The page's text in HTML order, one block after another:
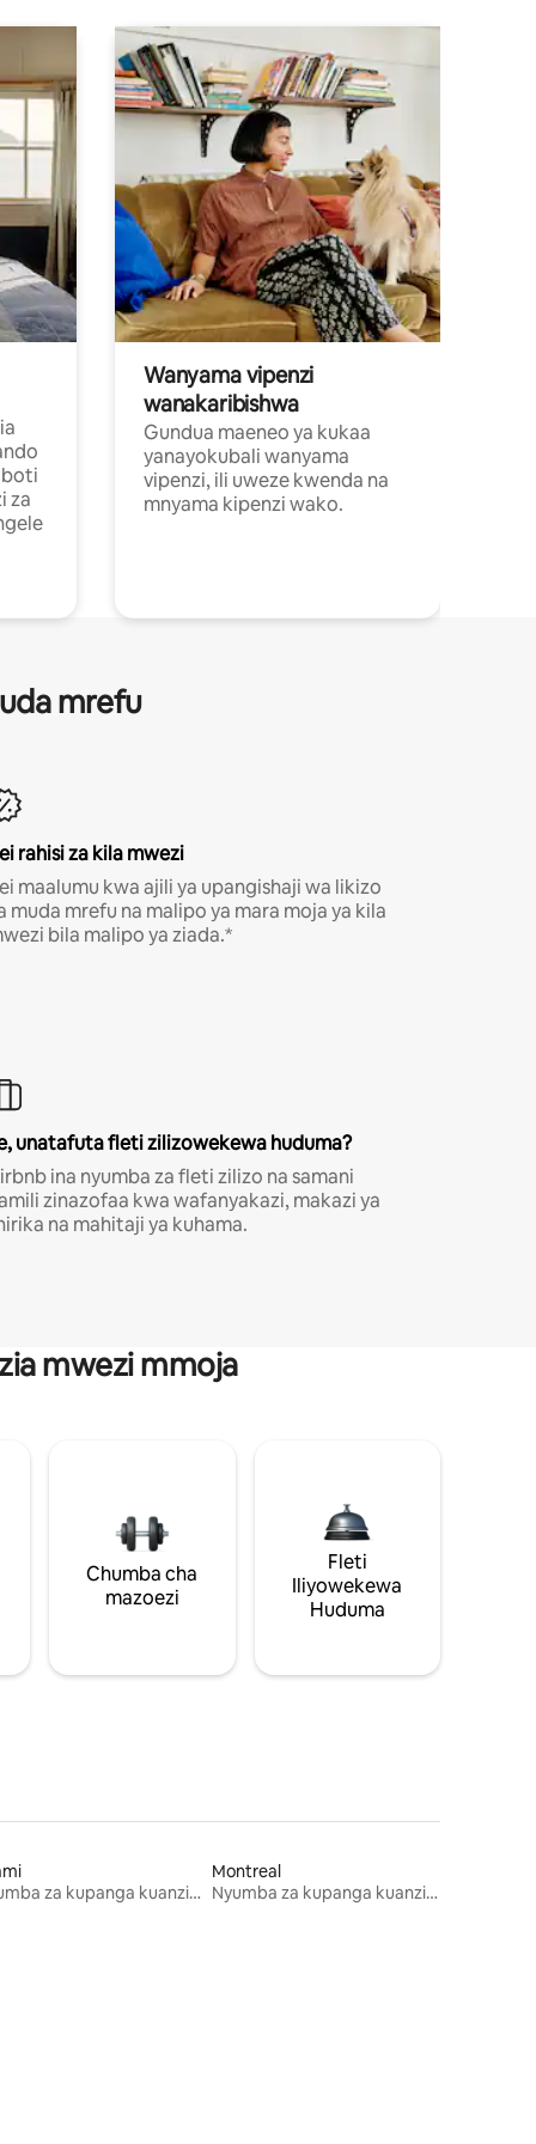
boti
za
Wanyama vipenzi
wanakaribishwa
Gundua maeneo ya kukaa
yanayokubali wanyama
vipenzi, ili uweze kwenda na
mnyama kipenzi wako.
mrefu
rahisi za kila mwezi
maalumu kwa ajili ya upangishaji wa likizo
muda mrefu na malipo ya mara moja ya kila
bila malipo ya ziada.*
unatafuta fleti zilizowekewa huduma?
ina nyumba za fleti zilizo na samani
zinazofaa kwa wafanyakazi, makazi ya
na mahitaji ya kuhama.
mwezi mmoja
Chumba cha
mazoezi
Fleti
Iliyowekewa
Huduma
Nyumba za kupanga kuanzia mwezi mmoja
Montreal
Nyumba za kupanga kuanzia mwezi mmoja